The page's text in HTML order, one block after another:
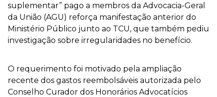
suplementar” pago a membros da Advocacia-Geral
da União (AGU) reforça manifestação anterior do
Ministério Público junto ao TCU, que também pediu
investigação sobre irregularidades no benefício.
O requerimento foi motivado pela ampliação
recente dos gastos reembolsáveis autorizada pelo
Conselho Curador dos Honorários Advocatícios